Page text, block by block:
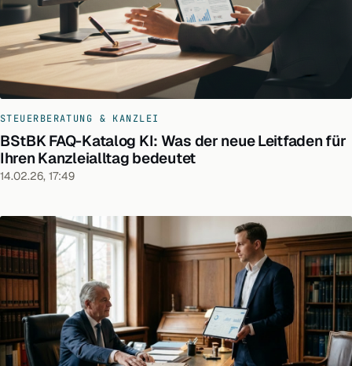
STEUERBERATUNG & KANZLEI
BStBK FAQ-Katalog KI: Was der neue Leitfaden für
Ihren Kanzleialltag bedeutet
14.02.26, 17:49